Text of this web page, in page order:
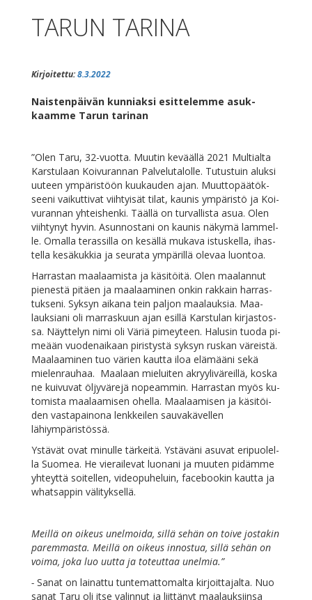
TARUN TARINA
Kirjoitettu:8.3.2022
Nais­ten­päi­vän kun­niak­si esit­te­lem­me asuk­
kaam­me Ta­run tarinan
”Olen Ta­ru, 32-vuot­ta. Muu­tin ke­vääl­lä 2021 Mul­tial­ta
Kars­tu­laan Koi­vu­ran­nan Pal­ve­lu­ta­lol­le. Tu­tus­tuin aluk­si
uu­teen ym­pä­ris­töön kuu­kau­den ajan. Muut­to­pää­tök­
see­ni vai­kut­ti­vat viih­tyi­sät ti­lat, kau­nis ym­pä­ris­tö ja Koi­
vu­ran­nan yh­teis­hen­ki. Tääl­lä on tur­val­lis­ta asua. Olen
viih­ty­nyt hy­vin. Asun­nos­ta­ni on kau­nis nä­ky­mä lam­mel­
le. Omal­la te­ras­sil­la on ke­säl­lä mu­ka­va is­tus­kel­la, ihas­
tel­la ke­sä­kuk­kia ja seu­ra­ta ym­pä­ril­lä ole­vaa luontoa.
Har­ras­tan maa­laa­mis­ta ja kä­si­töi­tä. Olen maa­lan­nut
pie­nes­tä pi­täen ja maa­laa­mi­nen on­kin rak­kain har­ras­
tuk­se­ni. Syk­syn ai­ka­na tein pal­jon maa­lauk­sia. Maa­
lauk­sia­ni oli mar­ras­kuun ajan esil­lä Kars­tu­lan kir­jas­tos­
sa. Näyt­te­lyn ni­mi oli Vä­riä pi­mey­teen. Ha­lusin tuo­da pi­
me­ään vuo­den­ai­kaan pi­ris­tys­tä syk­syn rus­kan vä­reis­tä.
Maa­laa­mi­nen tuo vä­rien kaut­ta iloa elä­mää­ni se­kä
mie­len­rau­haa. Maa­laan mie­lui­ten ak­ryy­li­vä­reil­lä, kos­ka
ne kui­vu­vat öl­jy­vä­re­jä no­peam­min. Har­ras­tan myös ku­
to­mis­ta maa­laa­mi­sen ohel­la. Maa­laa­mi­sen ja kä­si­töi­
den vas­ta­pai­no­na lenk­kei­len sau­va­kä­vel­len
lähiympäristössä.
Ys­tä­vät ovat mi­nul­le tär­kei­tä. Ys­tä­vä­ni asu­vat eri­puo­lel­
la Suo­mea. He vie­rai­le­vat luo­na­ni ja muu­ten pi­däm­me
yh­teyt­tä soi­tel­len, vi­deo­pu­he­luin, face­boo­kin kaut­ta ja
what­sap­pin välityksellä.
Meil­lä on oi­keus unel­moi­da, sil­lä se­hän on toi­ve jos­ta­kin
pa­rem­mas­ta. Meil­lä on oi­keus in­nos­tua, sil­lä se­hän on
voi­ma, jo­ka luo uut­ta ja to­teut­taa unelmia.”
- Sa­nat on lai­nat­tu tun­te­mat­to­mal­ta kir­joit­ta­jal­ta. Nuo
sa­nat Ta­ru oli it­se va­lin­nut ja liit­tä­nyt maa­lauk­siin­sa